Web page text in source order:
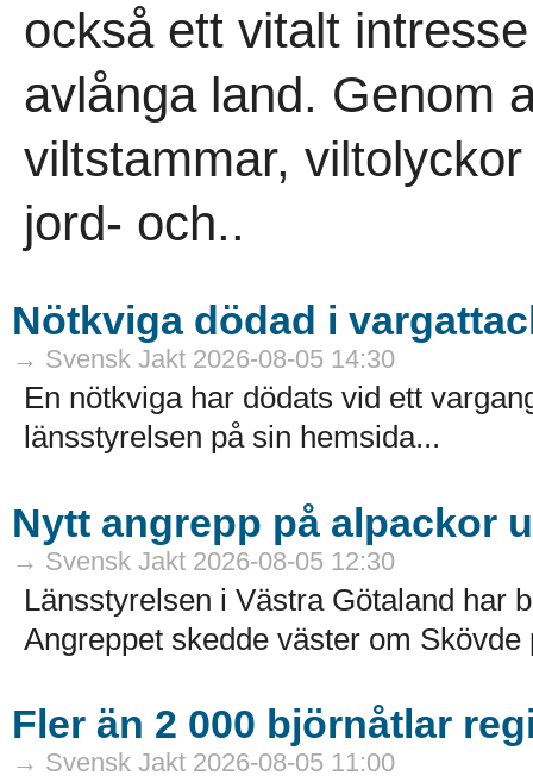
också ett vitalt
avlånga land. Genom
viltstammar,
jord- och..
Nötkviga dödad i
→ Svensk Jakt 2026-08-05 14:30
En nötkviga har dödats vid ett
länsstyrelsen på sin hemsida...
Nytt angrepp på alpackor
→ Svensk Jakt 2026-08-05 12:30
Länsstyrelsen i Västra Götaland har
Angreppet skedde väster om Skövde
Fler än 2 000 björnåtlar
→ Svensk Jakt 2026-08-05 11:00